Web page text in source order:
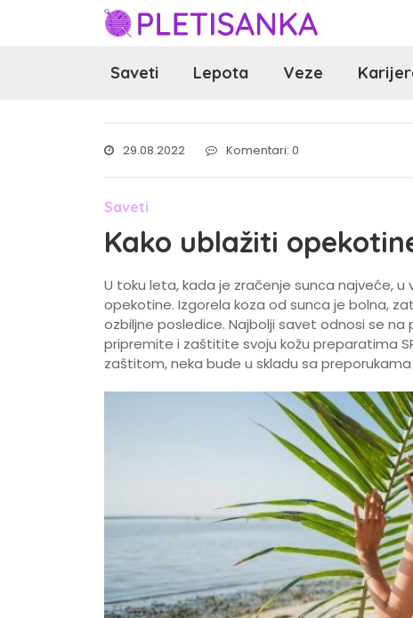
Saveti Lepota Veze
29.08.2022 Komentari: 0
Saveti
Kako ublažiti
U toku leta, kada je zračenje sunca najveće,
opekotine. Izgorela koza od sunca je bolna,
ozbiljne posledice. Najbolji savet odnosi se
pripremite i zaštitite svoju kožu preparatima
zaštitom, neka bude u skladu sa